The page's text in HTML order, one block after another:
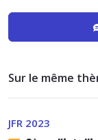
Sur le même
JFR 2023